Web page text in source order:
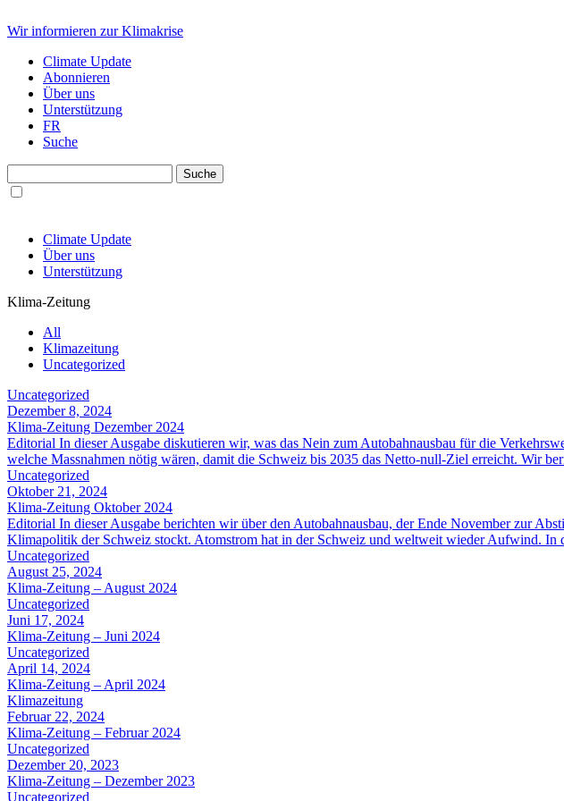
Wir informieren zur Klimakrise
Climate Update
Abonnieren
Über uns
Unterstützung
FR
Suche
Climate Update
Über uns
Unterstützung
Klima-Zeitung
All
Klimazeitung
Uncategorized
Uncategorized
Dezember 8, 2024
Klima-Zeitung Dezember 2024
Editorial In dieser Ausgabe diskutieren wir, was das Nein zum Autobahnausbau für die
welche Massnahmen nötig wären, damit die Schweiz bis 2035 das Netto-null-Ziel erreicht. Wir
Uncategorized
Oktober 21, 2024
Klima-Zeitung Oktober 2024
Editorial In dieser Ausgabe berichten wir über den Autobahnausbau, der Ende November zur
Klimapolitik der Schweiz stockt. Atomstrom hat in der Schweiz und weltweit wieder Aufwind.
Uncategorized
August 25, 2024
Klima-Zeitung – August 2024
Uncategorized
Juni 17, 2024
Klima-Zeitung – Juni 2024
Uncategorized
April 14, 2024
Klima-Zeitung – April 2024
Klimazeitung
Februar 22, 2024
Klima-Zeitung – Februar 2024
Uncategorized
Dezember 20, 2023
Klima-Zeitung – Dezember 2023
Uncategorized